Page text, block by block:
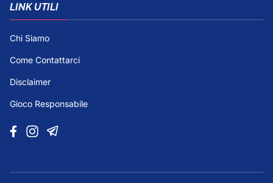
LINK UTILI
Chi Siamo
Come Contattarci
Disclaimer
Gioco Responsabile